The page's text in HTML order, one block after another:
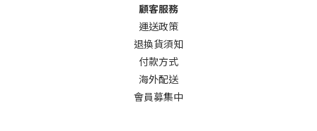
顧客服務
運送政策
退換貨須知
付款方式
海外配送
會員募集中